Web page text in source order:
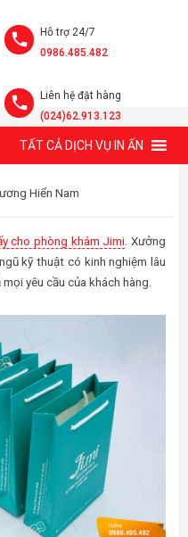
Hỗ trợ 24/7
0986.485.482
Liên hệ đặt hàng
(024)62.913.123
TẤT CẢ DỊCH VỤ IN ẤN
ĐẸP VÀ CHUYÊN NGHIỆP
Hiển Nam
cho phòng khám Jimi . Xưởng
kỹ thuật có kinh nghiệm lâu
yêu cầu của khách hàng.